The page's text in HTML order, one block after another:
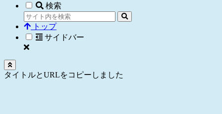
検索
トップ
サイドバー
タイトルとURLをコピーしました